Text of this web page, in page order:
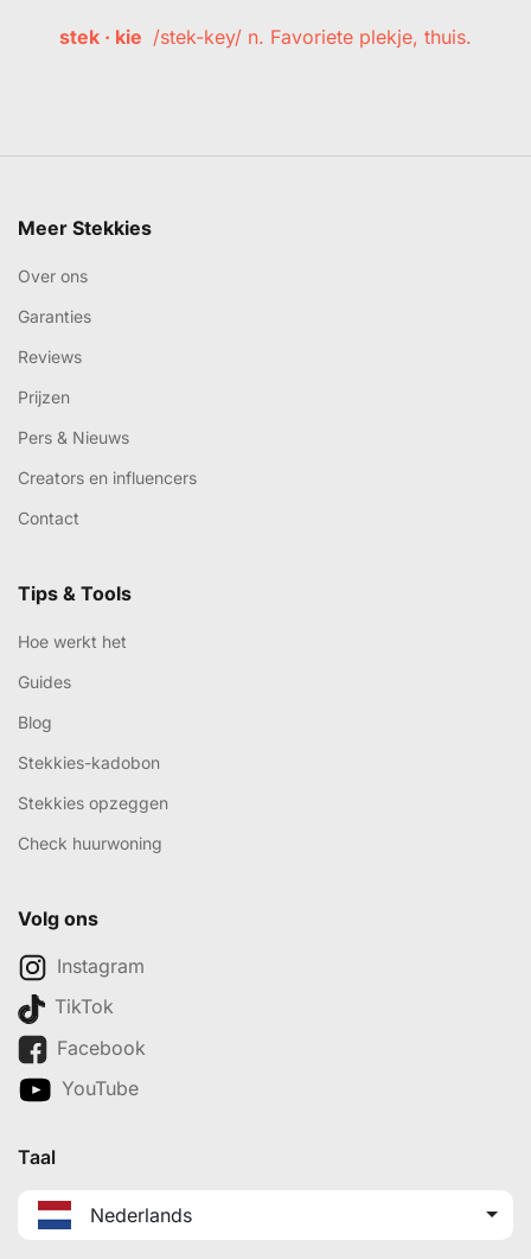
stek · kie /stek-key/ n. Favoriete plekje, thuis.
Meer Stekkies
Over ons
Garanties
Reviews
Prijzen
Pers & Nieuws
Creators en influencers
Contact
Tips & Tools
Hoe werkt het
Guides
Blog
Stekkies-kadobon
Stekkies opzeggen
Check huurwoning
Volg ons
Instagram
TikTok
Facebook
YouTube
Taal
Nederlands